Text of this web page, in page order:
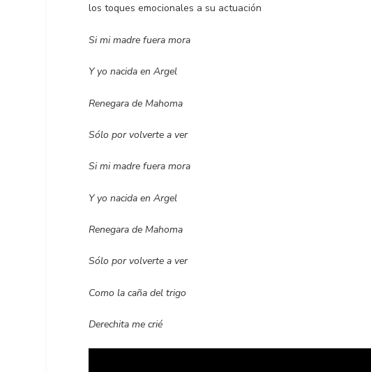
los toques emocionales a su actuación
Si mi madre fuera mora
Y yo nacida en Argel
Renegara de Mahoma
Sólo por volverte a ver
Si mi madre fuera mora
Y yo nacida en Argel
Renegara de Mahoma
Sólo por volverte a ver
Como la caña del trigo
Derechita me crié